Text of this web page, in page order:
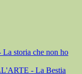
storia che non ho
- La Bestia